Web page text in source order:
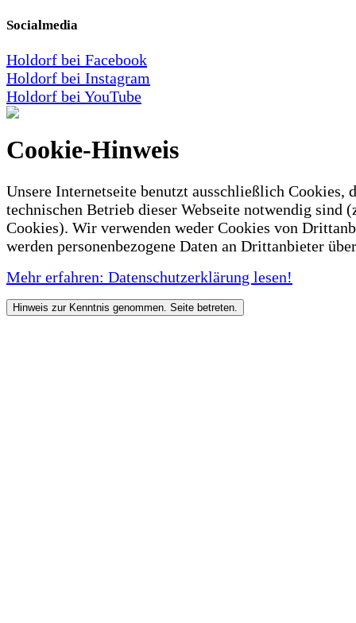
Socialmedia
Holdorf bei Facebook
Holdorf bei Instagram
Holdorf bei YouTube
Cookie-Hinweis
Unsere Internetseite benutzt ausschließlich Cookies,
technischen Betrieb dieser Webseite notwendig sind
Cookies). Wir verwenden weder Cookies von
werden personenbezogene Daten an Drittanbieter
Mehr erfahren: Datenschutzerklärung lesen!
Hinweis zur Kenntnis genommen. Seite betreten.